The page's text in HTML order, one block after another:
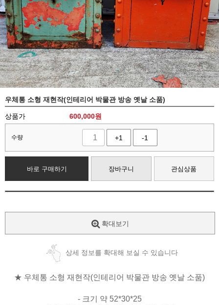
우체통 소형 재현작(인테리어 박물관 방송 옛날 소품)
상품가 600,000원
수량 +1 -1
바로 구매하기 장바구니 관심상품
확대보기
상세 정보를 확대해 보실 수 있습니다
★ 우체통 소형 재현작(인테리어 박물관 방송 옛날 소품)
- 크기 약 52*30*25